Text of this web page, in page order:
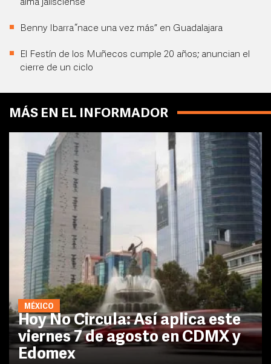
alma jalisciense
Benny Ibarra “nace una vez más” en Guadalajara
El Festín de los Muñecos cumple 20 años; anuncian el
cierre de un ciclo
MÁS EN EL INFORMADOR
MÉXICO
Hoy No Circula: Así aplica este
viernes 7 de agosto en CDMX y
Edomex